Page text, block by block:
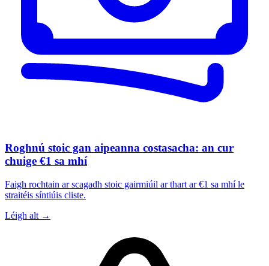
Roghnú stoic gan aipeanna costasacha: an cur
chuige €1 sa mhí
Faigh rochtain ar scagadh stoic gairmiúil ar thart ar €1 sa mhí le
straitéis síntiúis cliste.
Léigh alt →